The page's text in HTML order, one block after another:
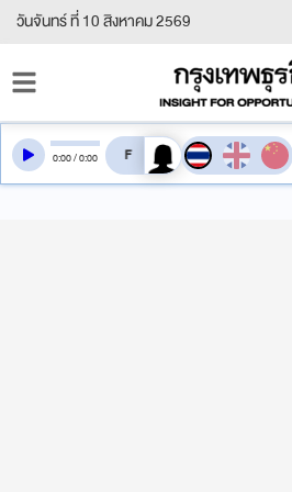
วันจันทร์ ที่ 10 สิงหาคม 2569
0:00/0:00 สลับเสียงอ่าน